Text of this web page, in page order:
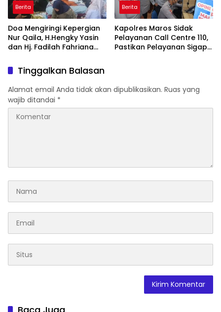
Berita
Doa Mengiringi Kepergian
Nur Qaila, H.Hengky Yasin
dan Hj. Fadilah Fahriana
Keluarga
Berita
Kapolres Maros Sidak
Pelayanan Call Centre 110,
Pastikan Pelayanan Sigap
Tinggalkan Balasan
Alamat email Anda tidak akan dipublikasikan. Ruas yang
wajib ditandai *